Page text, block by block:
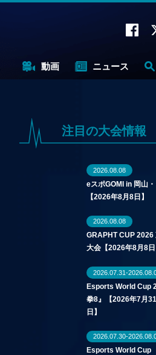
動画 ニュース
注目の大会情報
2026.08.08
eスポGOMI in 岡山
【2026年8月8日】
2026.08.08
GRAPHT CUP 2026
大会【2026年8月8日
2026.07.31-
Esports World Cup
拳8』【2026年7月
日】
2026.07.30-
Esports World Cup